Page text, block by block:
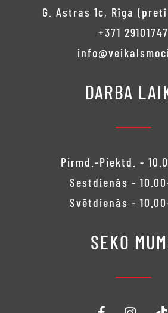
G. Astras 1c, Rīga
+371 29101747
DARBA
Pirmd.-Piektd. -
Sestdienās -
Svētdienās -
SEKO